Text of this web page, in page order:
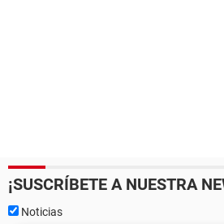
¡SUSCRÍBETE A NUESTRA
Noticias